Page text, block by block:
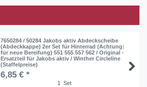
7650284 / 50284 Jakobs aktiv Abdeckscheibe
(Abdeckkappe) 2er Set für Hinterrad (Achtung:
für neue Bereifung) 551 555 557 562 / Original -
Ersatzteil für Jakobs aktiv / Winther Circleline
(Staffelpreise)
6,85 € *
1 Set